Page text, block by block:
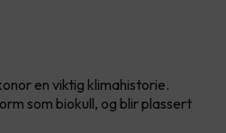
en viktig klimahistorie.
som biokull, og blir plassert